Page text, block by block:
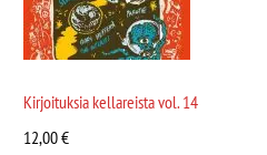
Kirjoituksia kellareista vol. 14
12,00€